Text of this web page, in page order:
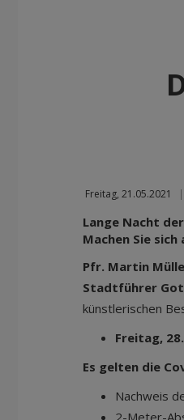
Freitag, 21.05.2021 |
Lange Nacht
Machen Sie
Pfr. Martin
Stadtführer
künstlerischen
Freitag,
Es gelten die
Nachweis
2-Meter-